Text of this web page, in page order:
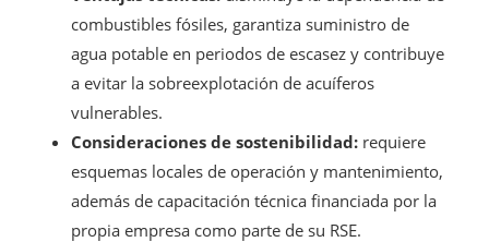
combustibles fósiles, garantiza suministro de
agua potable en periodos de escasez y contribuye
a evitar la sobreexplotación de acuíferos
vulnerables.
Consideraciones de sostenibilidad: requiere
esquemas locales de operación y mantenimiento,
además de capacitación técnica financiada por la
propia empresa como parte de su RSE.